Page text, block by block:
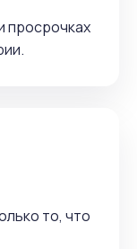
просрочках
то, что